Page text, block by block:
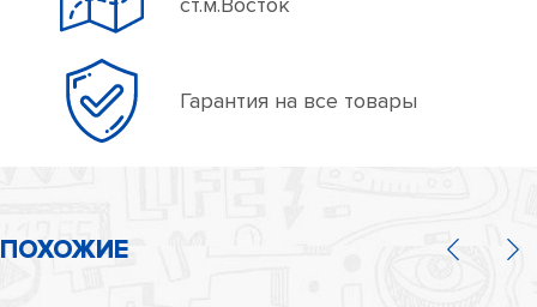
Гарантия на все товары
ПОХОЖИЕ